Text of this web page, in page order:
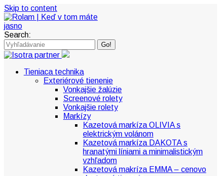
Skip to content
Search:
Tieniaca technika
Exteriérové tienenie
Vonkajšie žalúzie
Screenové rolety
Vonkajšie rolety
Markízy
Kazetová markíza OLIVIA s
elektrickým volánom
Kazetová markíza DAKOTA s
hranatými líniami a minimalistickým
vzhľadom
Kazetová makríza EMMA – cenovo